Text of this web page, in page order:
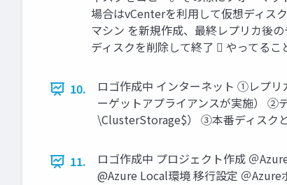
場合はvCenterを利用して仮想ディス
マシン を新規作成、最終レプリカ後
ディスクを削除して終了  やってる
10.
ロゴ作成中 インターネット ①レプ
ーゲットアプライアンスが実施） ②
\ClusterStorage$） ③本番ディスク
11.
ロゴ作成中 プロジェクト作成 ＠
@Azure Local環境 移行設定 ＠Azure